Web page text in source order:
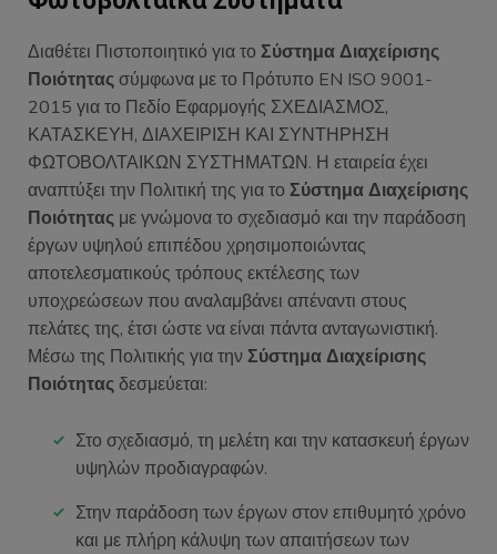
Διαθέτει Πιστοποιητικό για το Σύστημα Διαχείρισης
Ποιότηταςσύμφωνα με το Πρότυπο EN ISO 9001-
2015 για το Πεδίο Εφαρμογής ΣΧΕΔΙΑΣΜΟΣ,
ΚΑΤΑΣΚΕΥΗ, ΔΙΑΧΕΙΡΙΣΗ ΚΑΙ ΣΥΝΤΗΡΗΣΗ
ΦΩΤΟΒΟΛΤΑΙΚΩΝ ΣΥΣΤΗΜΑΤΩΝ. Η εταιρεία έχει
αναπτύξει την Πολιτική της για το Σύστημα Διαχείρισης
Ποιότητας με γνώμονα το σχεδιασμό και την παράδοση
έργων υψηλού επιπέδου χρησιμοποιώντας
αποτελεσματικούς τρόπους εκτέλεσης των
υποχρεώσεων που αναλαμβάνει απέναντι στους
πελάτες της, έτσι ώστε να είναι πάντα ανταγωνιστική.
Μέσω της Πολιτικής για τηνΣύστημα Διαχείρισης
Ποιότηταςδεσμεύεται:
Στο σχεδιασμό, τη μελέτη και την κατασκευή έργων
υψηλών προδιαγραφών.
Στην παράδοση των έργων στον επιθυμητό χρόνο
και με πλήρη κάλυψη των απαιτήσεων των